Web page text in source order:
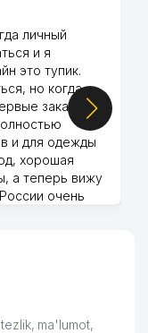
личный
и я
это тупик.
но когда
заказы,
и для одежды
хорошая
а теперь вижу
очень
ma'lumot,